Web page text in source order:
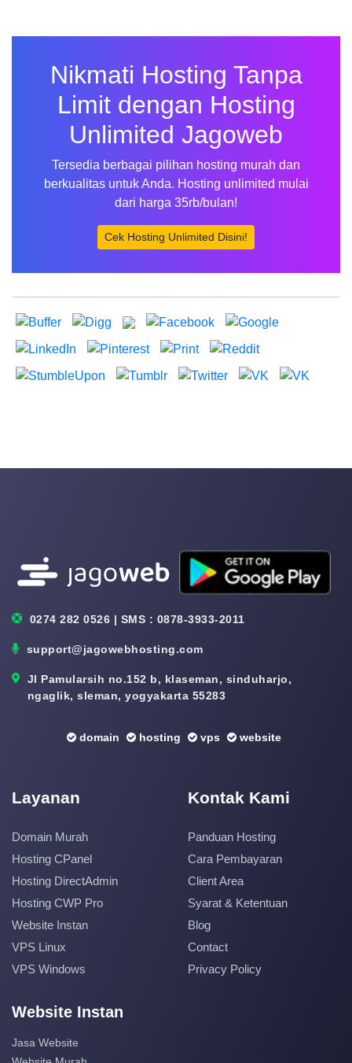
Nikmati Hosting Tanpa
Limit dengan Hosting
Unlimited Jagoweb
Tersedia berbagai pilihan hosting murah dan
berkualitas untuk Anda. Hosting unlimited mulai
dari harga 35rb/bulan!
Cek Hosting Unlimited Disini!
0274 282 0526 | SMS : 0878-3933-2011
support@jagowebhosting.com
Jl Pamularsih no.152 b, klaseman, sinduharjo,
ngaglik, sleman, yogyakarta 55283
domain hosting vps website
Layanan
Domain Murah
Hosting CPanel
Hosting DirectAdmin
Hosting CWP Pro
Website Instan
VPS Linux
VPS Windows
Kontak Kami
Panduan Hosting
Cara Pembayaran
Client Area
Syarat & Ketentuan
Blog
Contact
Privacy Policy
Website Instan
Jasa Website